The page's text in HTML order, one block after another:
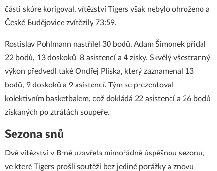
části skóre korigoval, vítězství Tigers však nebylo ohroženo a
České Budějovice zvítězily 73:59.
Rostislav Pohlmann nastřílel 30 bodů, Adam Šimonek přidal
22 bodů, 13 doskoků, 8 asistencí a 4 zisky. Skvělý všestranný
výkon předvedl také Ondřej Pliska, který zaznamenal 13
bodů, 9 doskoků a 9 asistencí. Tým se prezentoval
kolektivním basketbalem, což dokládá 22 asistencí a 26 bodů
získaných po ztrátách soupeře.
Sezona snů
Dvě vítězství v Brně uzavřela mimořádně úspěšnou sezonu,
ve které Tigers prošli soutěží bez jediné porážky a znovu